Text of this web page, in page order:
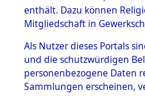
1.
mente
5. Verschiedenes
5.3
Todesmärsche
enthält. Dazu können
Mitgliedschaft in
Als Nutzer dieses Portals
und die schutzwürdigen
personenbezogene Daten
Sammlungen erscheinen,